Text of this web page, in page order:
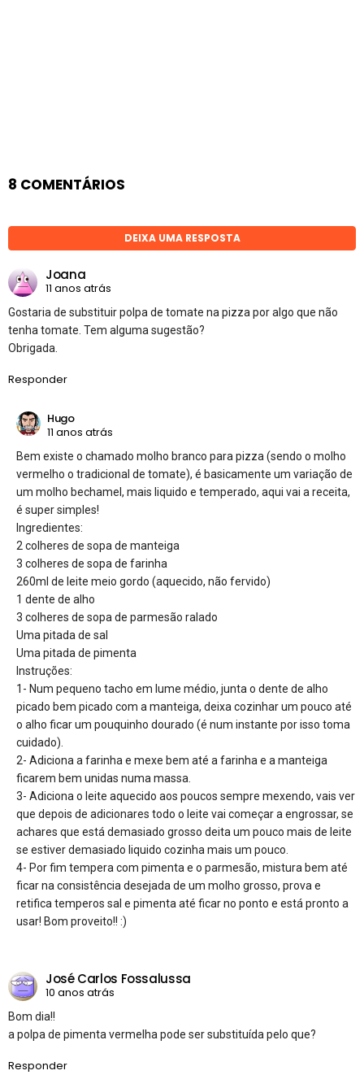
8 COMENTÁRIOS
DEIXA UMA RESPOSTA
Joana
11 anos atrás
Gostaria de substituir polpa de tomate na pizza por algo que não
tenha tomate. Tem alguma sugestão?
Obrigada.
Responder
Hugo
11 anos atrás
Bem existe o chamado molho branco para pizza (sendo o molho
vermelho o tradicional de tomate), é basicamente um variação de
um molho bechamel, mais liquido e temperado, aqui vai a receita,
é super simples!
Ingredientes:
2 colheres de sopa de manteiga
3 colheres de sopa de farinha
260ml de leite meio gordo (aquecido, não fervido)
1 dente de alho
3 colheres de sopa de parmesão ralado
Uma pitada de sal
Uma pitada de pimenta
Instruções:
1- Num pequeno tacho em lume médio, junta o dente de alho
picado bem picado com a manteiga, deixa cozinhar um pouco até
o alho ficar um pouquinho dourado (é num instante por isso toma
cuidado).
2- Adiciona a farinha e mexe bem até a farinha e a manteiga
ficarem bem unidas numa massa.
3- Adiciona o leite aquecido aos poucos sempre mexendo, vais ver
que depois de adicionares todo o leite vai começar a engrossar, se
achares que está demasiado grosso deita um pouco mais de leite
se estiver demasiado liquido cozinha mais um pouco.
4- Por fim tempera com pimenta e o parmesão, mistura bem até
ficar na consistência desejada de um molho grosso, prova e
retifica temperos sal e pimenta até ficar no ponto e está pronto a
usar! Bom proveito!! :)
José Carlos Fossalussa
10 anos atrás
Bom dia!!
a polpa de pimenta vermelha pode ser substituída pelo que?
Responder